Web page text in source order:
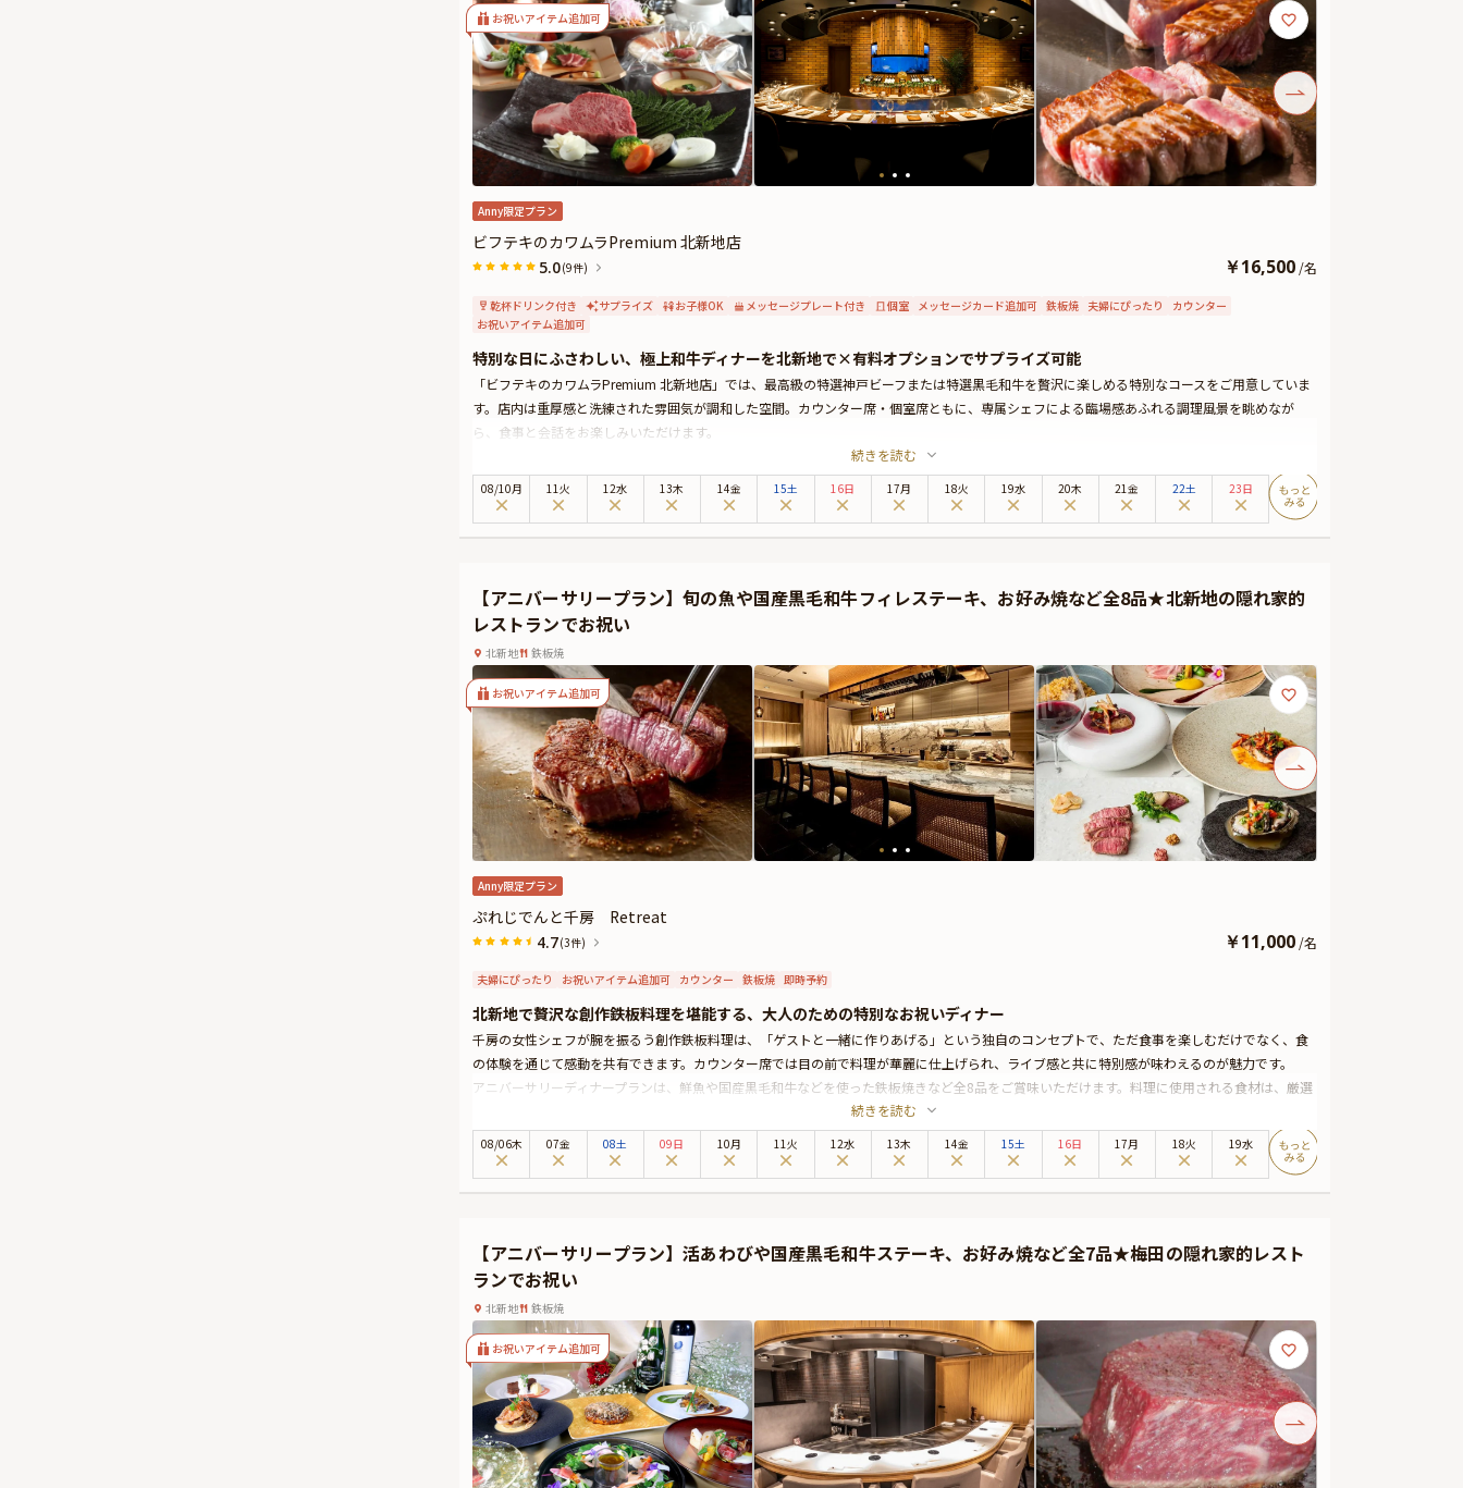
お祝いアイテム追加可
Anny限定プラン
ビフテキのカワムラPremium 北新地店
5.0(9件) ￥16,500 /名
乾杯ドリンク付き サプライズ お子様OK メッセージプレート付き 個室 メッセージカード追加可 鉄板焼 夫婦にぴったり
カウンター
お祝いアイテム追加可
特別な日にふさわしい、極上和牛ディナーを北新地で×有料オプションでサプライズ可能
「ビフテキのカワムラPremium 北新地店」では、最高級の特選神戸ビーフまたは特選黒毛和牛を贅沢に楽しめる特別なコースをご用意していま
す。店内は重厚感と洗練された雰囲気が調和した空間。カウンター席・個室席ともに、専属シェフによる臨場感あふれる調理風景を眺めなが
ら、食事と会話をお楽しみいただけます。
特別な日にふさわしい本プランは、下記2コースよりご選択可能です。
①【特選黒毛和牛100g特別コース】メインのロースorヘレステーキや海鮮鉄板焼きを堪能 ¥16,500
②【特選神戸ビーフ100g特別コース】メインの特選神戸ビーフロースステーキや海鮮鉄板焼きを堪能 ¥27,500
シェフの絶妙な火入れが引き出す肉の香りと、芳醇な味わいはまさに至福の瞬間。ワインとのマリアージュもたまりません。乾杯ドリンクや、
ことが出来ます。詳しくは本ページ中段の「お祝いアイテム」の欄で、ご選択頂けます。
北新地駅から徒歩1分という好立地にありながら、店内に足を踏み入れると別世界のような静寂と優雅な時間が流れます。ラグジュアリーな雰囲
気に包まれながら、大切な人と特別なひとときをお過ごしください。
続きを読む
08/10月 11火 12水 13木 14金 15土 16日 17月 18火 19水 20木 21金 22土 23日
【アニバーサリープラン】旬の魚や国産黒毛和牛フィレステーキ、お好み焼など全8品★北新地の隠れ家的
レストランでお祝い
北新地 鉄板焼
お祝いアイテム追加可
Anny限定プラン
ぷれじでんと千房 Retreat
4.7(3件) ￥11,000 /名
夫婦にぴったり お祝いアイテム追加可 カウンター 鉄板焼 即時予約
北新地で贅沢な創作鉄板料理を堪能する、大人のための特別なお祝いディナー
千房の女性シェフが腕を振るう創作鉄板料理は、「ゲストと一緒に作りあげる」という独自のコンセプトで、ただ食事を楽しむだけでなく、食
の体験を通じて感動を共有できます。カウンター席では目の前で料理が華麗に仕上げられ、ライブ感と共に特別感が味わえるのが魅力です。
アニバーサリーディナープランは、鮮魚や国産黒毛和牛などを使った鉄板焼きなど全8品をご賞味いただけます。料理に使用される食材は、厳選
された産地直送の最高級のものばかり。特に和牛は食べごろを見計らい、鉄板の上でじっくりと焼き上げられ、旨味が凝縮された一品に仕上が
ります。
食後には、心と体をゆるめる特別な一杯を。
希少なインドネシア産「コピ・ルアクコーヒー」は、まろやかな口当たりと深いコクが魅力。
非日常を体感できるディナーは、大切な人と祝うアニバーサリーに最適な選択となるでしょう。特別な日には、この隠れ家的な空間で、贅沢な
ひとときを過ごしてみてはいかがでしょうか。
続きを読む
08/06木 07金 08土 09日 10月 11火 12水 13木 14金 15土 16日 17月 18火 19水
【アニバーサリープラン】活あわびや国産黒毛和牛ステーキ、お好み焼など全7品★梅田の隠れ家的レスト
ランでお祝い
北新地 鉄板焼
お祝いアイテム追加可